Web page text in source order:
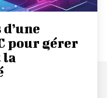
pour gérer
la